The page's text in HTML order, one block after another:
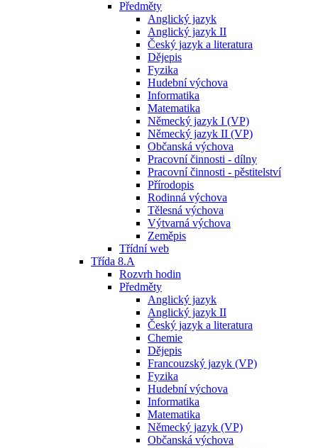
Předměty
Anglický jazyk
Anglický jazyk II
Český jazyk a literatura
Dějepis
Fyzika
Hudební výchova
Informatika
Matematika
Německý jazyk I (VP)
Německý jazyk II (VP)
Občanská výchova
Pracovní činnosti - dílny
Pracovní činnosti - pěstitelství
Přírodopis
Rodinná výchova
Tělesná výchova
Výtvarná výchova
Zeměpis
Třídní web
Třída 8.A
Rozvrh hodin
Předměty
Anglický jazyk
Anglický jazyk II
Český jazyk a literatura
Chemie
Dějepis
Francouzský jazyk (VP)
Fyzika
Hudební výchova
Informatika
Matematika
Německý jazyk (VP)
Občanská výchova